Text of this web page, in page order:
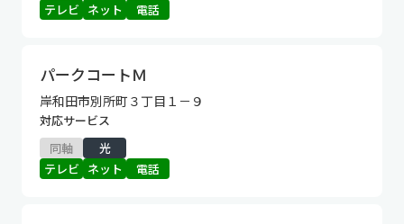
テレビ ネット 電話
パークコートＭ
岸和田市別所町３丁目１－９
対応サービス
同軸
光
テレビ ネット 電話